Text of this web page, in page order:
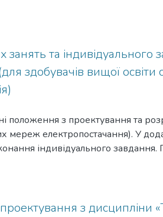
конструювання, наведено
навички можуть бути
а також у подальшій
та індивідуального
здобувачів вищої освіти
положення з проектування та
мереж електропостачання). У
індивідуального
документів, навчальної
з дисципліни